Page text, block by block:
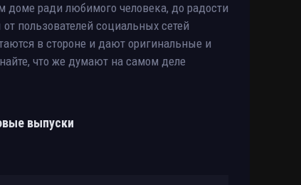
доме ради любимого человека, до радости
пользователей социальных сетей
в стороне и дают оригинальные и
что же думают на самом деле
выпуски